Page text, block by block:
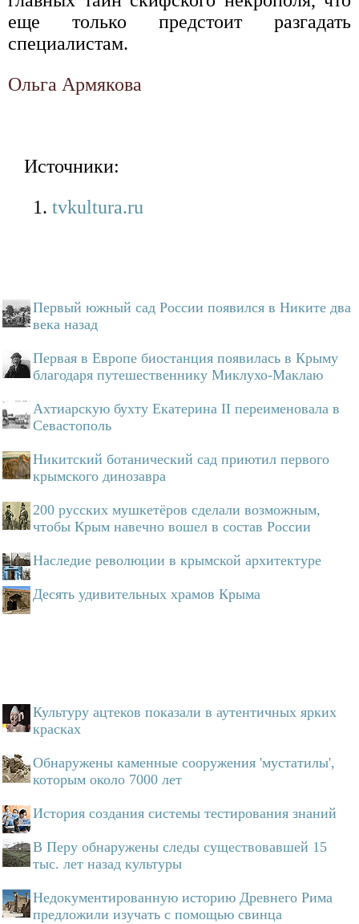
еще только предстоит разгадать
специалистам.
Ольга Армякова
Источники:
tvkultura.ru
Первый южный сад России появился в Никите два
века назад
Первая в Европе биостанция появилась в Крыму
благодаря путешественнику Миклухо-Маклаю
Ахтиарскую бухту Екатерина II переименовала в
Севастополь
Никитский ботанический сад приютил первого
крымского динозавра
200 русских мушкетёров сделали возможным,
чтобы Крым навечно вошел в состав России
Наследие революции в крымской архитектуре
Десять удивительных храмов Крыма
Культуру ацтеков показали в аутентичных ярких
красках
Обнаружены каменные сооружения 'мустатилы',
которым около 7000 лет
История создания системы тестирования знаний
В Перу обнаружены следы существовавшей 15
тыс. лет назад культуры
Недокументированную историю Древнего Рима
предложили изучать с помощью свинца